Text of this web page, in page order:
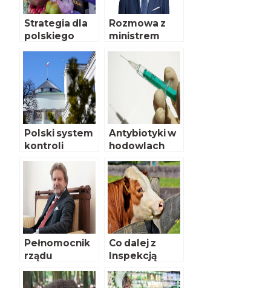
Strategia dla
polskiego
rolnictwa
Rozmowa z
ministrem
Krzysztofem
Jurgielem cz.
Polski system
kontroli
żywności
Antybiotyki w
hodowlach
pod lupą
Pełnomocnik
rządu
Jarosław
Pinkas
Co dalej z
Inspekcją
Weterynaryjn
ą? Cz. II